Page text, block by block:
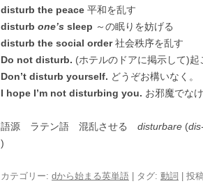
disturb the peace 平和を乱す
disturb one’s sleep ～の眠りを妨げる
disturb the social order社会秩序を乱す
Do not disturb. (ホテルのドアに掲示して)起
Don’t disturb yourself. どうぞお構いなく。
I hope I’m not disturbing you. お邪魔でな
語源 ラテン語 混乱させる disturbare (
)
カテゴリー: dから始まる英単語 | タグ: 動詞 | 投